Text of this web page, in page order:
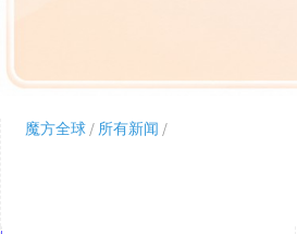
魔方全球/ 所有新闻 /